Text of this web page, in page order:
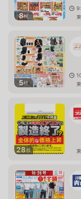
8枚
5枚
28枚